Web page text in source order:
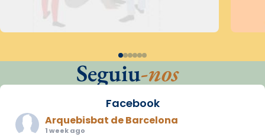
Seguiu-nos
Facebook
Arquebisbat de Barcelona
1 week ago